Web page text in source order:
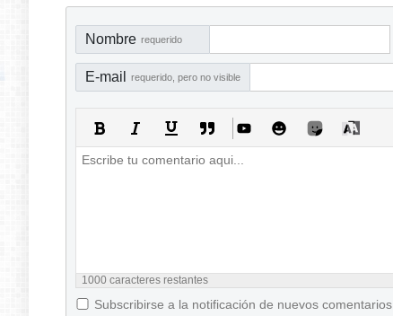
Nombre requerido
E-mail requerido, pero no visible
1000 caracteres restantes
Subscribirse a la notificación de nuevos comentarios